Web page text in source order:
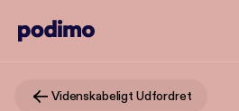
Videnskabeligt Udfordret